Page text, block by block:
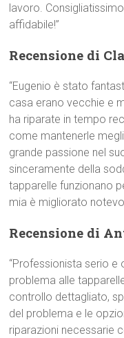
lavoro.
affidabile!”
Recensione di
“Eugenio è stato
casa erano vecchie e
ha riparate in tempo
come mantenerle
grande passione nel
sinceramente della
tapparelle funzionano
mia è migliorato
Recensione di
“Professionista serio e
problema alle
controllo dettagliato,
del problema e le
riparazioni necessarie